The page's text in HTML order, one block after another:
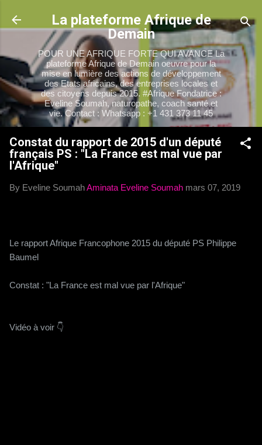
Accéder au contenu principal
La plateforme Afrique de
Demain
POUR UNE AFRIQUE FORTE QUI AVANCE La
plateforme Afrique de Demain oeuvre pour la
mise en lumière des actions de développement
des Etats africains, des entreprises locales et
des citoyens depuis 2015. #Afrique Fondatrice :
Eveline Soumah, naturopathe, coach santé et
vie. Contact : Whatsapp : +1 431 373 11 45
Constat du rapport de 2015 d'un député
français PS : "La France est mal vue par
l'Afrique"
By Eveline SoumahAminata Eveline Soumah mars 07, 2019
Le rapport Afrique Francophone 2015 du député PS Philippe
Baumel
Constat : "La France est mal vue par l'Afrique"
Vidéo à voir 👇